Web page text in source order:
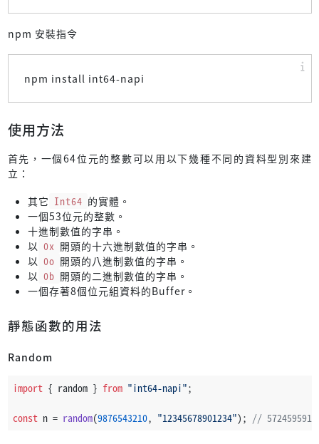
npm 安裝指令
npm install int64-napi
使用方法
首先，一個64位元的整數可以用以下幾種不同的資料型別來建
立：
其它 Int64 的實體。
一個53位元的整數。
十進制數值的字串。
以 0x 開頭的十六進制數值的字串。
以 0o 開頭的八進制數值的字串。
以 0b 開頭的二進制數值的字串。
一個存著8個位元組資料的Buffer。
靜態函數的用法
Random
import { random } from "int64-napi";
const n = random(9876543210, "12345678901234"); //